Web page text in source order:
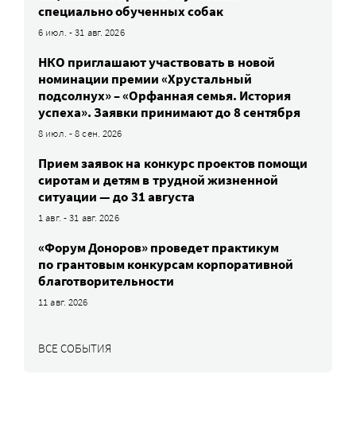
специально обученных собак
6 июл. - 31 авг. 2026
НКО приглашают участвовать в новой
номинации премии «Хрустальный
подсолнух» – «Орфанная семья. История
успеха». Заявки принимают до 8 сентября
8 июл. - 8 сен. 2026
Прием заявок на конкурс проектов помощи
сиротам и детям в трудной жизненной
ситуации — до 31 августа
1 авг. - 31 авг. 2026
«Форум Доноров» проведет практикум
по грантовым конкурсам корпоративной
благотворительности
11 авг. 2026
ВСЕ СОБЫТИЯ